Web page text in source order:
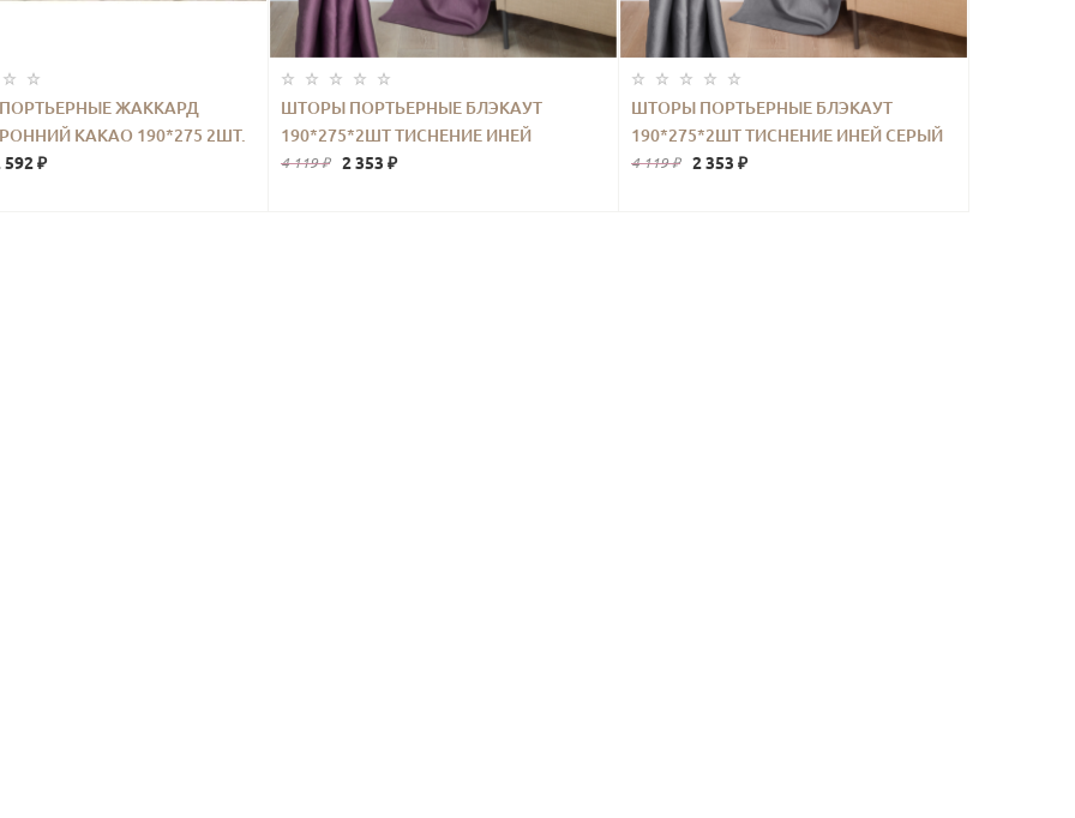
ЖАККАРД
КАКАО 190*275 2ШТ.
592 ₽
ШТОРЫ ПОРТЬЕРНЫЕ БЛЭКАУТ
190*275*2ШТ ТИСНЕНИЕ ИНЕЙ
ФИОЛЕТОВЫЙ
4 119 ₽ 2 353 ₽
ШТОРЫ ПОРТЬЕРНЫЕ БЛЭКАУТ
190*275*2ШТ ТИСНЕНИЕ ИНЕЙ СЕРЫЙ
4 119 ₽ 2 353 ₽